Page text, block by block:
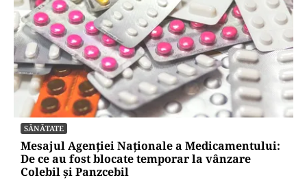
SĂNĂTATE
Mesajul Agenției Naționale a Medicamentului:
De ce au fost blocate temporar la vânzare
Colebil și Panzcebil